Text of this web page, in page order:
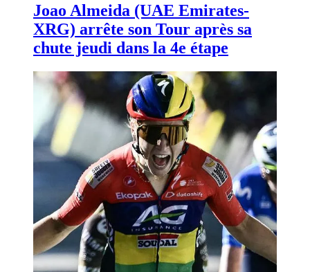
Joao Almeida (UAE Emirates-
XRG) arrête son Tour après sa
chute jeudi dans la 4e étape